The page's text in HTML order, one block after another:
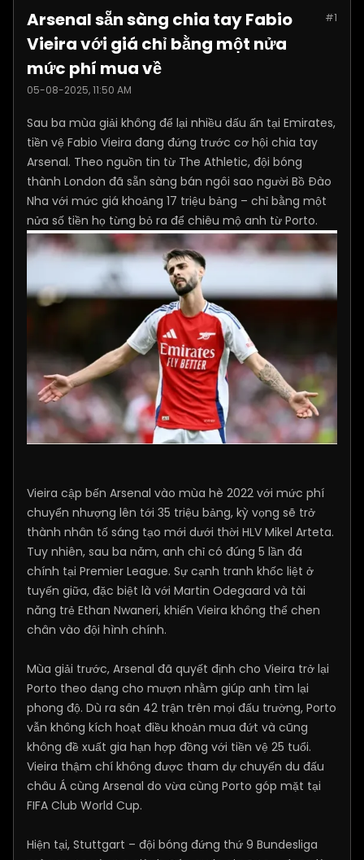
Join Date:
Posts: 4305 #1
Arsenal sẵn sàng chia tay Fabio
Vieira với giá chỉ bằng một nửa
mức phí mua về
05-08-2025, 11:50 AM
Sau ba mùa giải không để lại nhiều dấu ấn tại Emirates,
tiền vệ Fabio Vieira đang đứng trước cơ hội chia tay
Arsenal. Theo nguồn tin từ The Athletic, đội bóng
thành London đã sẵn sàng bán ngôi sao người Bồ Đào
Nha với mức giá khoảng 17 triệu bảng – chỉ bằng một
nửa số tiền họ từng bỏ ra để chiêu mộ anh từ Porto.
Vieira cập bến Arsenal vào mùa hè 2022 với mức phí
chuyển nhượng lên tới 35 triệu bảng, kỳ vọng sẽ trở
thành nhân tố sáng tạo mới dưới thời HLV Mikel Arteta.
Tuy nhiên, sau ba năm, anh chỉ có đúng 5 lần đá
chính tại Premier League. Sự cạnh tranh khốc liệt ở
tuyến giữa, đặc biệt là với Martin Odegaard và tài
năng trẻ Ethan Nwaneri, khiến Vieira không thể chen
chân vào đội hình chính.
Mùa giải trước, Arsenal đã quyết định cho Vieira trở lại
Porto theo dạng cho mượn nhằm giúp anh tìm lại
phong độ. Dù ra sân 42 trận trên mọi đấu trường, Porto
vẫn không kích hoạt điều khoản mua đứt và cũng
không đề xuất gia hạn hợp đồng với tiền vệ 25 tuổi.
Vieira thậm chí không được tham dự chuyến du đấu
châu Á cùng Arsenal do vừa cùng Porto góp mặt tại
FIFA Club World Cup.
Hiện tại, Stuttgart – đội bóng đứng thứ 9 Bundesliga